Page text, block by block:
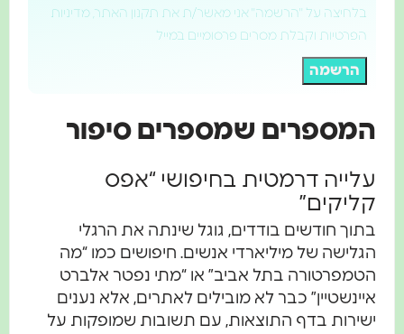
בלחיצה על "הרשמה" אני מאשר/ת את תקנון האתר, מדיניות
הפרטיות וקבלת מסרים פרסומיים במייל
הרשמה
המספרים שמספרים סיפור
עלייה דרמטית בחיפושי “אפס
קליקים”
בתוך חודשים בודדים, גוגל שינתה את הרגלי
הגלישה של מיליארדי אנשים. חיפושים כמו “מה
הטמפרטורה בתל אביב” או “מתי נפטר אלברט
איינשטיין” כבר לא מובילים לאתרים, אלא נענים
ישירות בדף התוצאות, עם תשובות שמופקות על